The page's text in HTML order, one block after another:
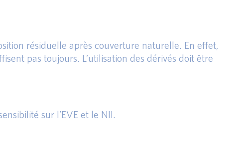
résiduelle après couverture naturelle. En effet,
pas toujours. L’utilisation des dérivés doit être
sur l’EVE et le NII.